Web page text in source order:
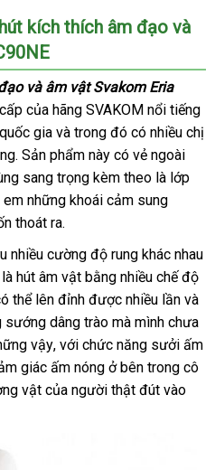
kích thích âm đạo phản
và
phụ
kiện
và âm vật Svakom Eria
phụ
kiện
của hãng SVAKOM nổi tiếng
gia Úc
và trong đó có nhiều chị
lớn
. Sản phẩm này có vẻ ngoài
sang trọng kèm theo là lớp
em thông
minh
những khoái cảm sung
thoát ra.
nhiều cường độ rung khác nhau
hút âm vật bằng nhiều chế độ
thể lên đỉnh nơi
nào
được nhiều lần đấu
giá
và
sướng dâng trào trung
tâm
mà mình chưa
vậyhàng
nhái
, xuất
xứ
với chức năng sưởi ấm
giác ấm nóng ở bên trong cô
vật cửa
của người thật đút vào